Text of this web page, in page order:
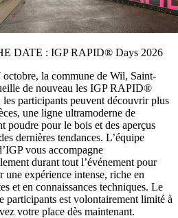
DATE : IGP RAPID® Days 2026
octobre, la commune de Wil, Saint-
de nouveau les IGP RAPID®
participants peuvent découvrir plus
une ligne ultramoderne de
poudre pour le bois et des aperçus
dernières tendances. L’équipe
vous accompagne
durant tout l’événement pour
une expérience intense, riche en
et en connaissances techniques. Le
participants est volontairement limité à
votre place dès maintenant.